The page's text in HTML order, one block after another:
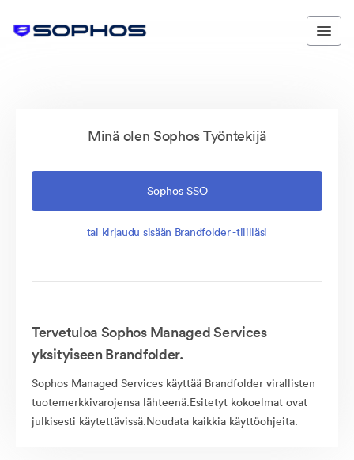
Minä olen Sophos Työntekijä
Sophos SSO
tai kirjaudu sisään Brandfolder -tililläsi
Tervetuloa Sophos Managed Services
yksityiseen Brandfolder.
Sophos Managed Services käyttää Brandfolder virallisten
tuotemerkkivarojensa lähteenä.Esitetyt kokoelmat ovat
julkisesti käytettävissä.Noudata kaikkia käyttöohjeita.